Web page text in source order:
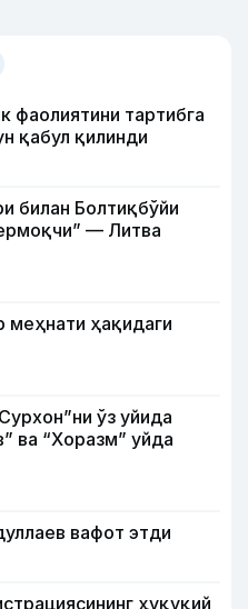
фаолиятини тартибга
қабул қилинди
билан Болтиқбўйи
— Литва
меҳнати ҳақидаги
ўз уйида
ва “Хоразм” уйда
вафот этди
ҳуқуқий